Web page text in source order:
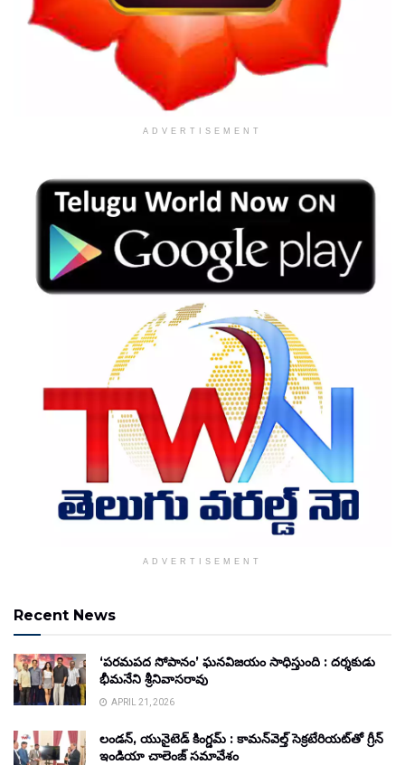
ADVERTISEMENT
ADVERTISEMENT
Recent News
‘పరమపద సోపానం’ ఘనవిజయం సాధిస్తుంది : దర్శకుడు
భీమనేని శ్రీనివాసరావు
APRIL 21, 2026
లండన్, యునైటెడ్ కింగ్డమ్ : కామన్‌వెల్త్ సెక్రటేరియట్‌తో గ్రీన్
ఇండియా చాలెంజ్ సమావేశం